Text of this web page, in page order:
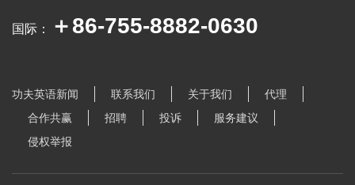
国际： ＋86-755-8882-0630
功夫英语新闻 联系我们 关于我们
代理
合作共赢
招聘 投诉
服务建议
侵权举报